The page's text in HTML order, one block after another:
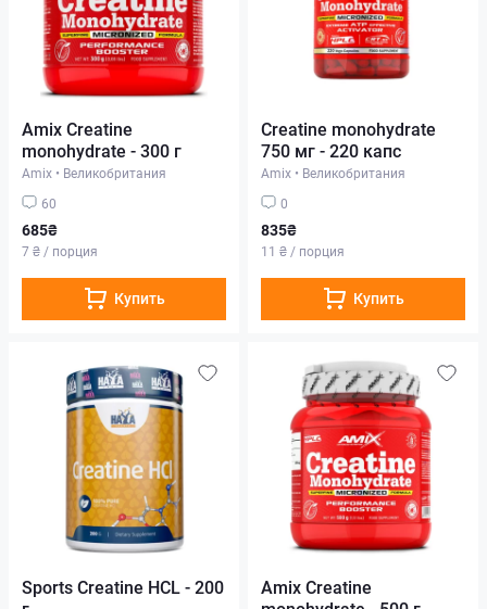
Amix Creatine
monohydrate - 300 г
Amix • Великобритания
60
685₴
7 ₴ / порция
Купить
Creatine monohydrate
750 мг - 220 капс
Amix • Великобритания
0
835₴
11 ₴ / порция
Купить
Sports Creatine HCL - 200
Amix Creatine